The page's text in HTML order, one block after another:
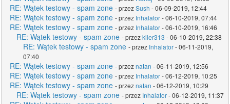
RE: Wątek testowy - spam zone - przezSush - 06-09-2019, 12:44
RE: Wątek testowy - spam zone - przez Inhalator- 06-10-2019, 07:44
RE: Wątek testowy - spam zone - przez Inhalator- 06-10-2019, 16:46
RE: Wątek testowy - spam zone - przezkiler313 - 06-10-2019, 22:38
RE: Wątek testowy - spam zone - przez Inhalator- 06-11-2019,
07:40
RE: Wątek testowy - spam zone - przeznatan - 06-11-2019, 12:56
RE: Wątek testowy - spam zone - przez Inhalator- 06-12-2019, 10:25
RE: Wątek testowy - spam zone - przeznatan - 06-12-2019, 10:29
RE: Wątek testowy - spam zone - przez Inhalator- 06-12-2019, 11:37